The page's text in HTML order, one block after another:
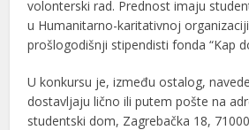
volonterski rad. Prednost imaju
u Humanitarno-karitativnoj organizaciji
prošlogodišnji stipendisti fonda “Kap
U konkursu je, između ostalog,
dostavljaju lično ili putem pošte na
studentski dom, Zagrebačka 18,